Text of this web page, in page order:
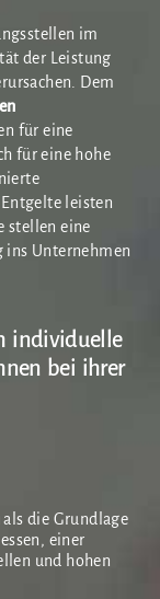
im
der Leistung
Dem
für eine
für eine hohe
leisten
stellen eine
Unternehmen
individuelle
bei ihrer
als die Grundlage
einer
und hohen